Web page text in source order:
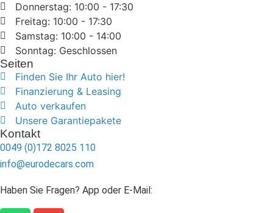
Donnerstag: 10:00 - 17:30
Freitag: 10:00 - 17:30
Samstag: 10:00 - 14:00
Sonntag: Geschlossen
Seiten
Finden Sie Ihr Auto hier!
Finanzierung & Leasing
Auto verkaufen
Unsere Garantiepakete
Kontakt
0049 (0)172 8025 110
info@eurodecars.com
Haben Sie Fragen? App oder E-Mail: